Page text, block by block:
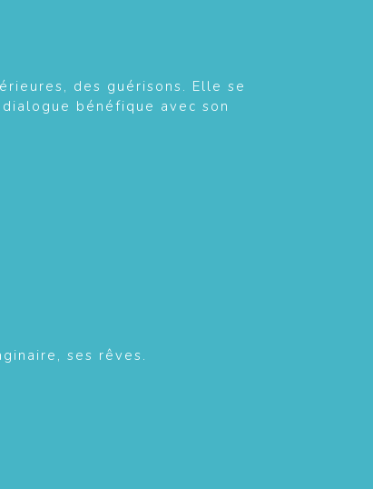
des guérisons. Elle se
bénéfique avec son
ses rêves.